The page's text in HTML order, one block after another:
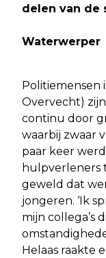
delen van de
Waterwerper
Politiemensen
Overvecht) zijn
continu door
waarbij zwaar
paar keer
hulpverleners
geweld dat
jongeren. ‘Ik
mijn collega’s
Helaas raakte